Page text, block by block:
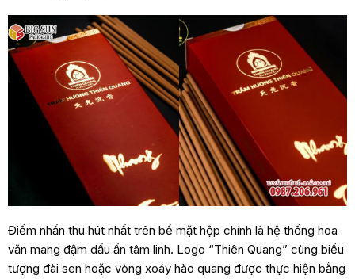
Điểm nhấn thu hút nhất trên bề mặt hộp chính là hệ thống hoa
văn mang đậm dấu ấn tâm linh. Logo “Thiên Quang” cùng biểu
tượng đài sen hoặc vòng xoáy hào quang được thực hiện bằng